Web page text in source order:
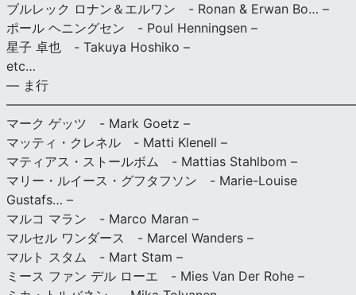
ブルレック ロナン＆エルワン - Ronan & Erwan Bo… –
ポール ヘニングセン - Poul Henningsen –
星子 卓也 - Takuya Hoshiko –
etc…
— ま行
マーク ゲッツ - Mark Goetz –
マッティ・クレネル - Matti Klenell –
マティアス・ストールボム - Mattias Stahlbom –
マリー・ルイース・グフタフソン - Marie-Louise
Gustafs… –
マルコ マラン - Marco Maran –
マルセル ワンダース - Marcel Wanders –
マルト スタム - Mart Stam –
ミース ファン デル ローエ - Mies Van Der Rohe –